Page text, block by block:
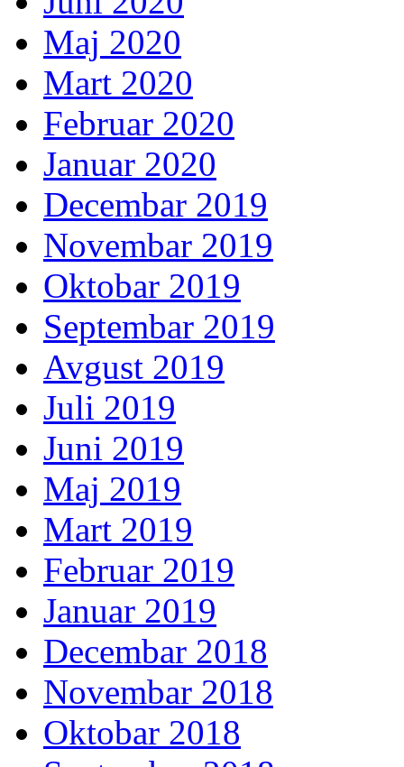
Maj 2020
Mart 2020
Februar 2020
Januar 2020
Decembar 2019
Novembar 2019
Oktobar 2019
Septembar 2019
Avgust 2019
Juli 2019
Juni 2019
Maj 2019
Mart 2019
Februar 2019
Januar 2019
Decembar 2018
Novembar 2018
Oktobar 2018